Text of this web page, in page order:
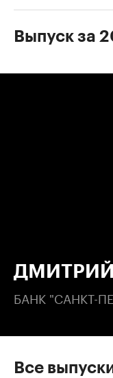
Выпуск за
БАНК "САНКТ-
Все